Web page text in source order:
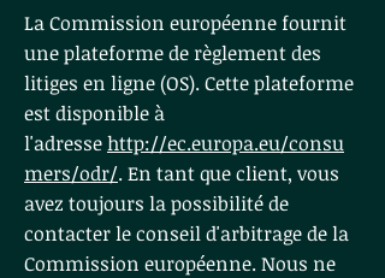
La Commission européenne fournit
une plateforme de règlement des
litiges en ligne (OS). Cette plateforme
est disponible à
l'adressehttp://ec.europa.eu/consu
mers/odr/. En tant que client, vous
avez toujours la possibilité de
contacter le conseil d'arbitrage de la
Commission européenne. Nous ne